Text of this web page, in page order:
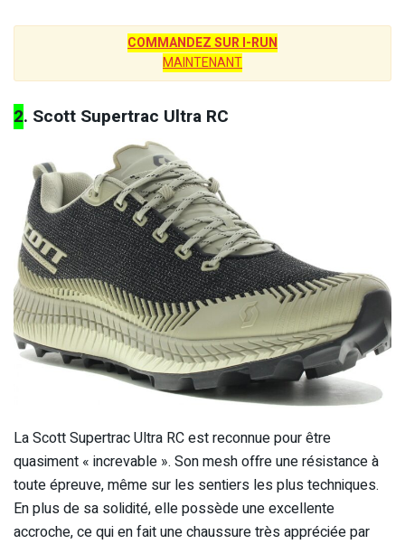
COMMANDEZ SUR I-RUN
MAINTENANT
2. Scott Supertrac Ultra RC
La Scott Supertrac Ultra RC est reconnue pour être
quasiment « increvable ». Son mesh offre une résistance à
toute épreuve, même sur les sentiers les plus techniques.
En plus de sa solidité, elle possède une excellente
accroche, ce qui en fait une chaussure très appréciée par